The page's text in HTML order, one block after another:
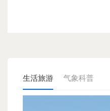
生活旅游 气象科普